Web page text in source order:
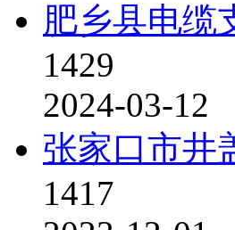
肥乡县电缆
1429
2024-03-12
张家口市井
1417